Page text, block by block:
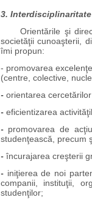
3.
Orientările şi
societăţii cunoaşterii,
îmi propun:
- promovarea
(centre, colective,
- orientarea
-eficientizarea
- promovarea de
studenţească, precum
- încurajarea creşterii
- iniţierea de noi
companii, instituţii,
studenţilor;